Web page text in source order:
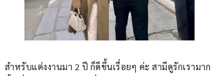
สำหรับแต่งงานมา 2 ปี ก็ดีขึ้นเรื่อยๆ ค่ะ สามีดูรักเรามาก